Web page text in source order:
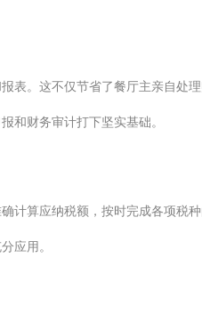
表。这不仅节省了餐厅主亲自处
和财务审计打下坚实基础。
计算应纳税额，按时完成各项税
应用。